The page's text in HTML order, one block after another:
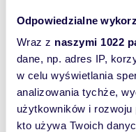
Odpowiedzialne
Wraz z naszymi 1022
dane, np. adres IP,
w celu wyświetlania
analizowania tychże,
użytkowników i
kto używa Twoich